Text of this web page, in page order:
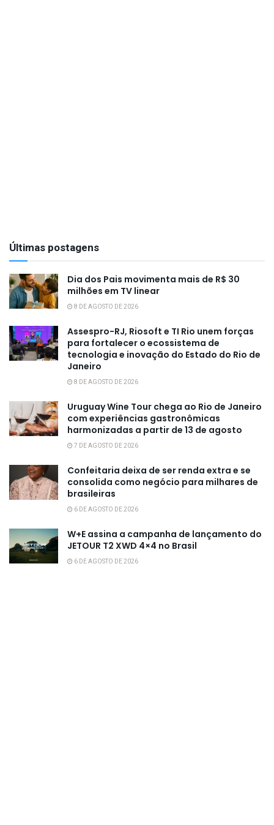
Últimas postagens
Dia dos Pais movimenta mais de R$ 30
milhões em TV linear
8 DE AGOSTO DE 2026
Assespro-RJ, Riosoft e TI Rio unem forças
para fortalecer o ecossistema de
tecnologia e inovação do Estado do Rio de
Janeiro
8 DE AGOSTO DE 2026
Uruguay Wine Tour chega ao Rio de Janeiro
com experiências gastronômicas
harmonizadas a partir de 13 de agosto
7 DE AGOSTO DE 2026
Confeitaria deixa de ser renda extra e se
consolida como negócio para milhares de
brasileiras
6 DE AGOSTO DE 2026
W+E assina a campanha de lançamento do
JETOUR T2 XWD 4×4 no Brasil
6 DE AGOSTO DE 2026